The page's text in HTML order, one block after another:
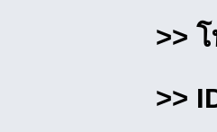
>>
>>